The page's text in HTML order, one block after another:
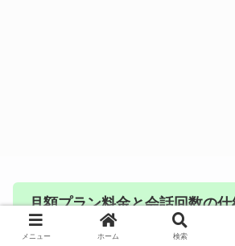
月額プラン料金と会話回数の
メニュー ホーム 検索